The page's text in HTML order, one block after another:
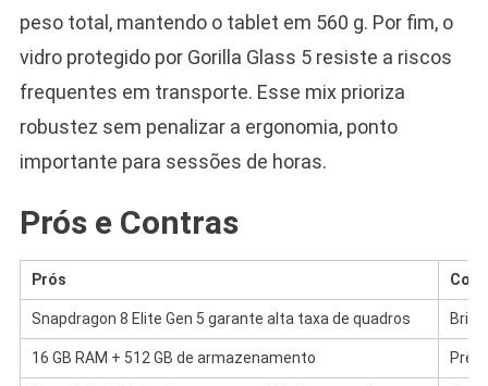
peso total, mantendo o tablet em 560 g. Por fim, o
vidro protegido por Gorilla Glass 5 resiste a riscos
frequentes em transporte. Esse mix prioriza
robustez sem penalizar a ergonomia, ponto
importante para sessões de horas.
Prós e Contras
Prós
Snapdragon 8 Elite Gen 5 garante alta taxa de quadros
16 GB RAM + 512 GB de armazenamento